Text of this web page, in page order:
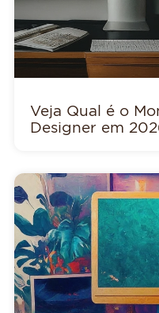
Veja Qual é o
Designer em